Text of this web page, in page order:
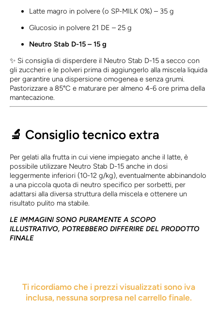
Latte magro in polvere (o SP-MILK 0%) – 35 g
Glucosio in polvere 21 DE – 25 g
Neutro Stab D-15 – 15 g
✨ Si consiglia di disperdere il Neutro Stab D-15 a secco con
gli zuccheri e le polveri prima di aggiungerlo alla miscela liquida
per garantire una dispersione omogenea e senza grumi.
Pastorizzare a 85°C e maturare per almeno 4-6 ore prima della
mantecazione.
🔬 Consiglio tecnico extra
Per gelati alla frutta in cui viene impiegato anche il latte, è
possibile utilizzare Neutro Stab D-15 anche in dosi
leggermente inferiori (10-12 g/kg), eventualmente abbinandolo
a una piccola quota di neutro specifico per sorbetti, per
adattarsi alla diversa struttura della miscela e ottenere un
risultato pulito ma stabile.
LE IMMAGINI SONO PURAMENTE A SCOPO
ILLUSTRATIVO, POTREBBERO DIFFERIRE DEL PRODOTTO
FINALE
Ti ricordiamo che i prezzi visualizzati sono iva
inclusa, nessuna sorpresa nel carrello finale.